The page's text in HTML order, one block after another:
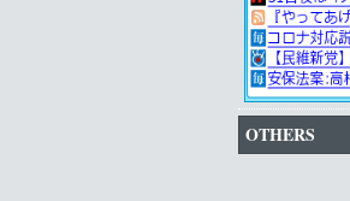
OTHERS